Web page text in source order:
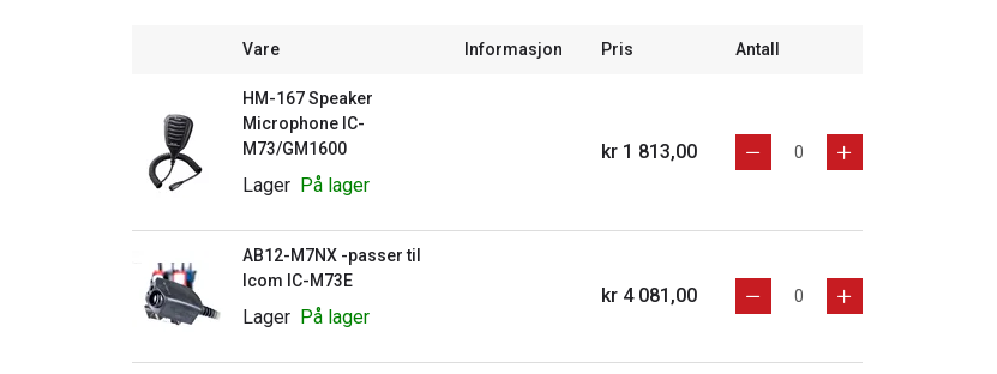
Vare Informasjon Pris Antall
HM-167 Speaker
Microphone IC-
M73/GM1600
Lager På lager
kr 1 813,00
AB12-M7NX -passer til
Icom IC-M73E
Lager På lager
kr 4 081,00